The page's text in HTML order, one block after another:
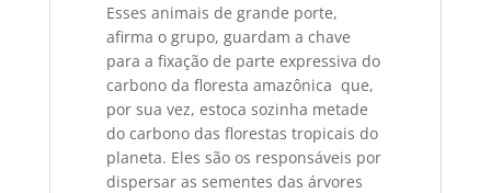
Esses animais de grande porte,
afirma o grupo, guardam a chave
para a fixação de parte expressiva do
carbono da floresta amazônica  que,
por sua vez, estoca sozinha metade
do carbono das florestas tropicais do
planeta. Eles são os responsáveis por
dispersar as sementes das árvores